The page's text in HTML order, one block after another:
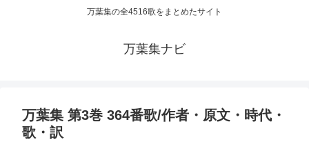
万葉集の全4516歌をまとめたサイト
万葉集ナビ
万葉集 第3巻 364番歌/作者・原文・時代・
歌・訳